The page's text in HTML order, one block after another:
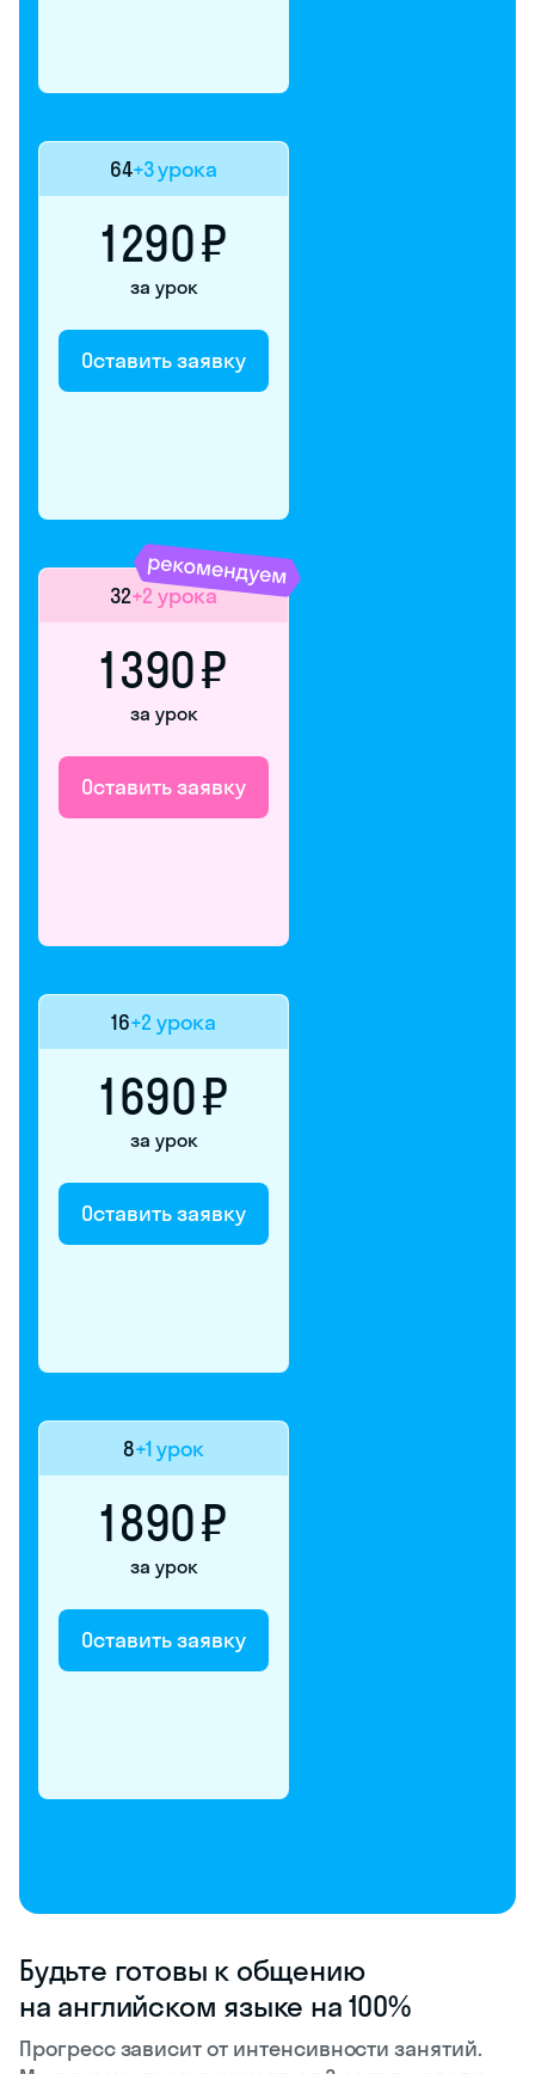
64+3 урока
1 290 ₽
за урок
Оставить заявку
32+2 урока
1 390 ₽
за урок
Оставить заявку
16+2 урока
1 690 ₽
за урок
Оставить заявку
8+1 урок
1 890 ₽
за урок
Оставить заявку
Будьте готовы к общению
на английском языке на 100%
Прогресс зависит от интенсивности занятий.